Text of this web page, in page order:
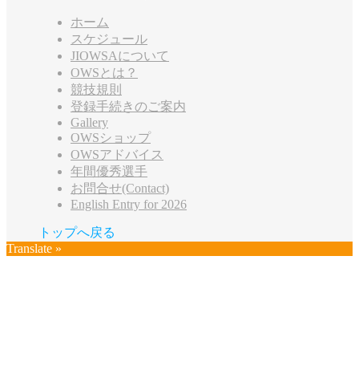
ホーム
スケジュール
JIOWSAについて
OWSとは？
競技規則
登録手続きのご案内
Gallery
OWSショップ
OWSアドバイス
年間優秀選手
お問合せ(Contact)
English Entry for 2026
トップへ戻る
Translate »